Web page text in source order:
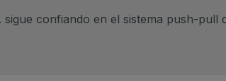
confiando en el sistema push-